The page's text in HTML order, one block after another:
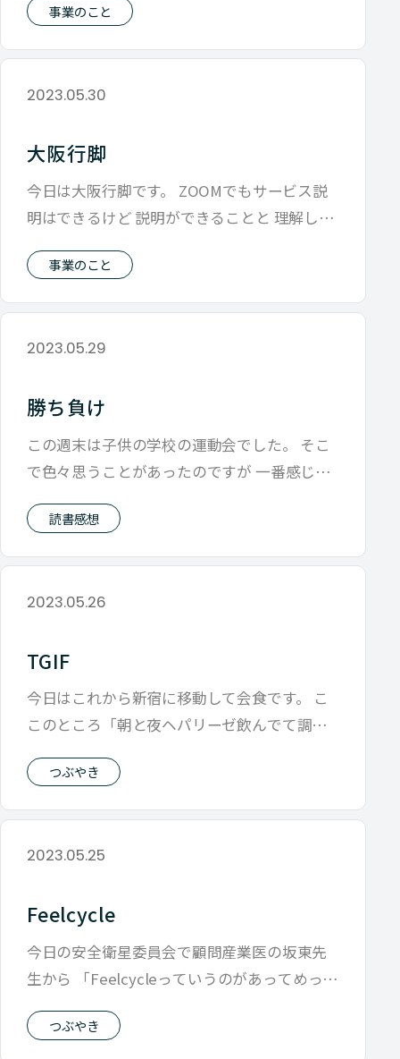
事業のこと
2023.05.30
大阪行脚
今日は大阪行脚です。 ZOOMでもサービス説
明はできるけど 説明ができることと 理解して
事業のこと
2023.05.29
勝ち負け
この週末は子供の学校の運動会でした。 そこ
で色々思うことがあったのですが 一番感じた
読書感想
2023.05.26
TGIF
今日はこれから新宿に移動して会食です。 こ
このところ「朝と夜ヘパリーゼ飲んでて調子
つぶやき
2023.05.25
Feelcycle
今日の安全衛星委員会で顧問産業医の坂東先
生から 「Feelcycleっていうのがあってめっち
つぶやき